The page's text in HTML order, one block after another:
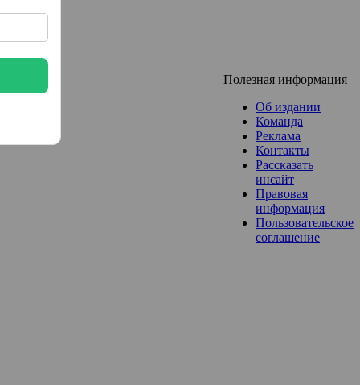
Полезная информация
Об издании
Команда
Реклама
Контакты
Рассказать
инсайт
Правовая
информация
Пользовательское
соглашение